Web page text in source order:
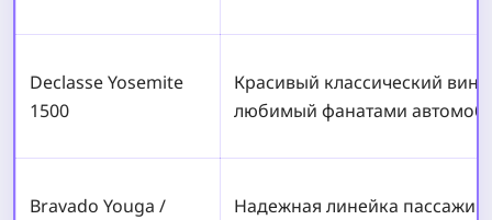
Declasse Yosemite
1500
Красивый классический
любимый фанатами
Bravado Youga /
Надежная линейка